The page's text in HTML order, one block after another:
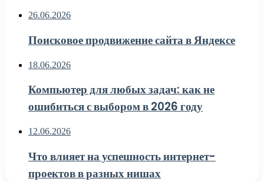
26.06.2026
Поисковое продвижение сайта в Яндексе
18.06.2026
Компьютер для любых задач: как не
ошибиться с выбором в 2026 году
12.06.2026
Что влияет на успешность интернет-
проектов в разных нишах